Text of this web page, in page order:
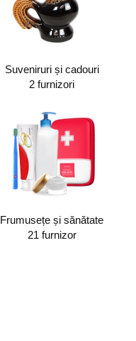
Suveniruri și cadouri
2 furnizori
Frumusețe și sănătate
21 furnizor